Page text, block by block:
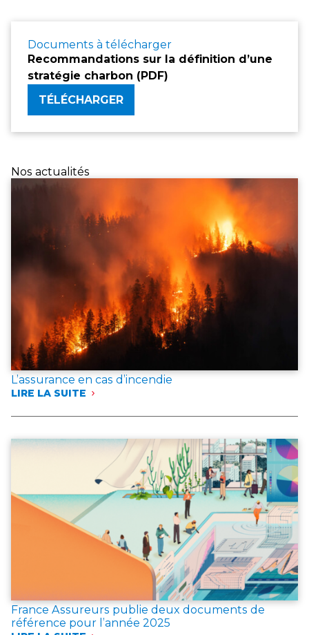
Documents à télécharger
Recommandations sur la définition d’une
stratégie charbon (PDF)
TÉLÉCHARGER
Nos actualités
L’assurance en cas d’incendie
LIRE LA SUITE
:
D’INCENDIE
France Assureurs publie deux documents de
référence pour l’année 2025